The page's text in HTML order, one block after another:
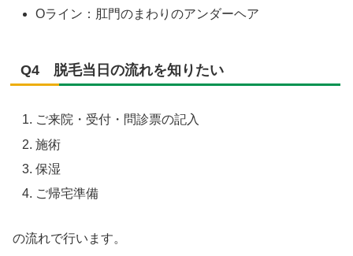
Oライン：肛門のまわりのアンダーヘア
Q4 脱毛当日の流れを知りたい
ご来院・受付・問診票の記入
施術
保湿
ご帰宅準備
の流れで行います。